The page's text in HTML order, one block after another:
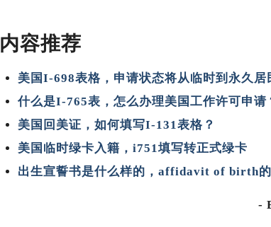
内容推荐
美国I-698表格，申请状态将从临时到永久居
什么是I-765表，怎么办理美国工作许可申请
美国回美证，如何填写I-131表格？
美国临时绿卡入籍，i751填写转正式绿卡
出生宣誓书是什么样的，affidavit of birth
-